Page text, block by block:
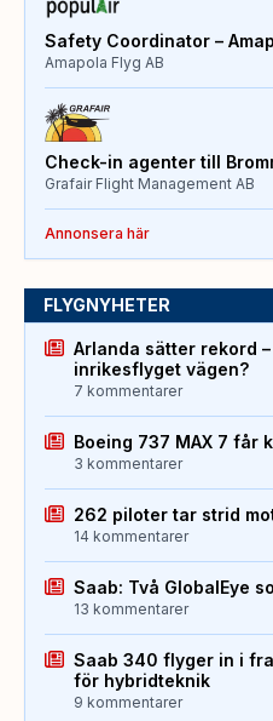
Safety Coordinator –
Amapola Flyg AB
Check-in agenter till
Grafair Flight Management AB
Annonsera här
FLYGNYHETER
Arlanda sätter rekord
inrikesflyget vägen?
7 kommentarer
Boeing 737 MAX 7 får
3 kommentarer
262 piloter tar strid
14 kommentarer
Saab: Två GlobalEye
13 kommentarer
Saab 340 flyger in i
för hybridteknik
9 kommentarer